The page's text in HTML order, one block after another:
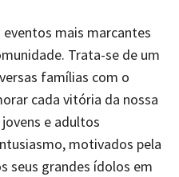
mais marcantes
Trata-se de um
famílias com o
cada vitória da nossa
e adultos
motivados pela
seus grandes ídolos em